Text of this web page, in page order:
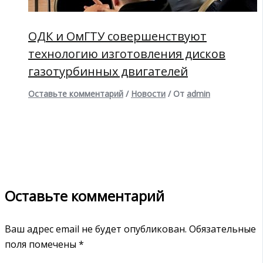
ОДК и ОмГТУ совершенствуют
технологию изготовления дисков
газотурбинных двигателей
Оставьте комментарий / Новости / От admin
Оставьте комментарий
Ваш адрес email не будет опубликован. Обязательные
поля помечены *